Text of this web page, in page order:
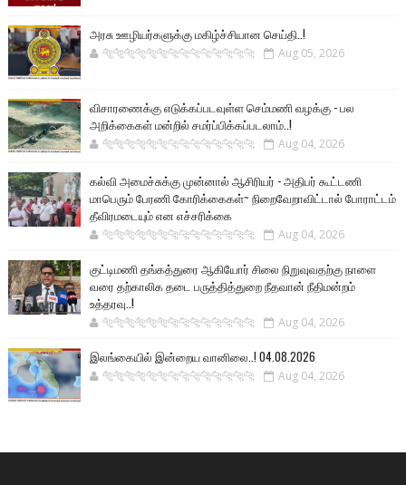
அரசு ஊழியர்களுக்கு மகிழ்ச்சியான செய்தி..!
🐅🐅🐅🐅🐅🐅🐆🐆🐆🐆🐆🐆🐆🐆 Aug 05, 2026
விசாரணைக்கு எடுக்கப்படவுள்ள செம்மணி வழக்கு - பல
அறிக்கைகள் மன்றில் சமர்ப்பிக்கப்படலாம்..!
🐅🐅🐅🐅🐅🐅🐆🐆🐆🐆🐆🐆🐆🐆 Aug 04, 2026
கல்வி அமைச்சுக்கு முன்னால் ஆசிரியர் - அதிபர் கூட்டணி
மாபெரும் பேரணி கோரிக்கைகள்~ நிறைவேறாவிட்டால் போராட்டம்
தீவிரமடையும் என எச்சரிக்கை
🐅🐅🐅🐅🐅🐅🐆🐆🐆🐆🐆🐆🐆🐆 Aug 04, 2026
குட்டிமணி தங்கத்துரை ஆகியோர் சிலை நிறுவுவதற்கு நாளை
வரை தற்காலிக தடை பருத்தித்துறை நீதவான் நீதிமன்றம்
உத்தரவு..!
🐅🐅🐅🐅🐅🐅🐆🐆🐆🐆🐆🐆🐆🐆 Aug 04, 2026
இலங்கையில் இன்றைய வானிலை..! 04.08.2026
🐅🐅🐅🐅🐅🐅🐆🐆🐆🐆🐆🐆🐆🐆 Aug 04, 2026